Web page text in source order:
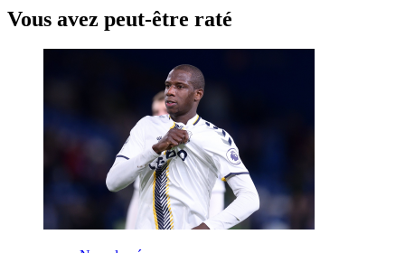
Vous avez peut-être raté